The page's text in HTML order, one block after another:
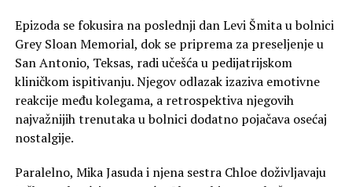
Epizoda se fokusira na poslednji dan Levi Šmita u bolnici
Grey Sloan Memorial, dok se priprema za preseljenje u
San Antonio, Teksas, radi učešća u pedijatrijskom
kliničkom ispitivanju.Njegov odlazak izaziva emotivne
reakcije među kolegama, a retrospektiva njegovih
najvažnijih trenutaka u bolnici dodatno pojačava osećaj
nostalgije.
Paralelno, Mika Jasuda i njena sestra Chloe doživljavaju